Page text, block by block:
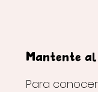
Mantente
Para